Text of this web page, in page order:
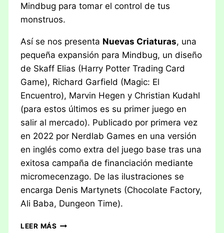
Mindbug para tomar el control de tus
monstruos.
Así se nos presenta Nuevas Criaturas, una
pequeña expansión para Mindbug, un diseño
de Skaff Elias (Harry Potter Trading Card
Game), Richard Garfield (Magic: El
Encuentro), Marvin Hegen y Christian Kudahl
(para estos últimos es su primer juego en
salir al mercado). Publicado por primera vez
en 2022 por Nerdlab Games en una versión
en inglés como extra del juego base tras una
exitosa campaña de financiación mediante
micromecenzago. De las ilustraciones se
encarga Denis Martynets (Chocolate Factory,
Ali Baba, Dungeon Time).
LEER MÁS RESEÑA: